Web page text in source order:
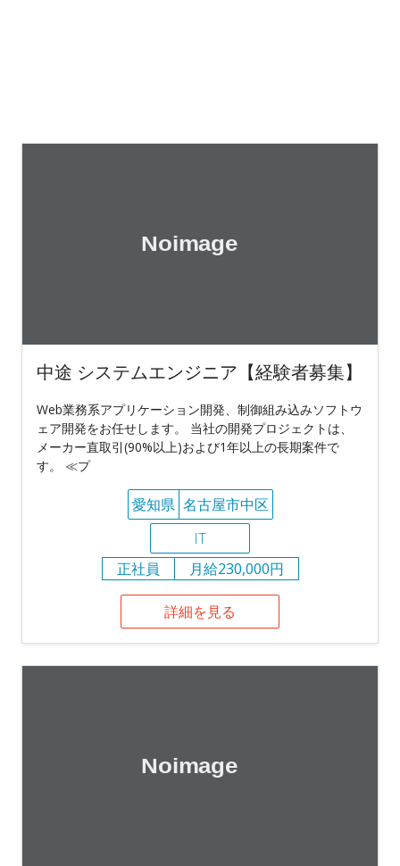
中途 システムエンジニア【経験者募集】
Web業務系アプリケーション開発、制御組み込みソフトウ
ェア開発をお任せします。 当社の開発プロジェクトは、
メーカー直取引(90%以上)および1年以上の長期案件で
す。 ≪プ
愛知県 名古屋市中区
IT
正社員
月給230,000円
詳細を見る